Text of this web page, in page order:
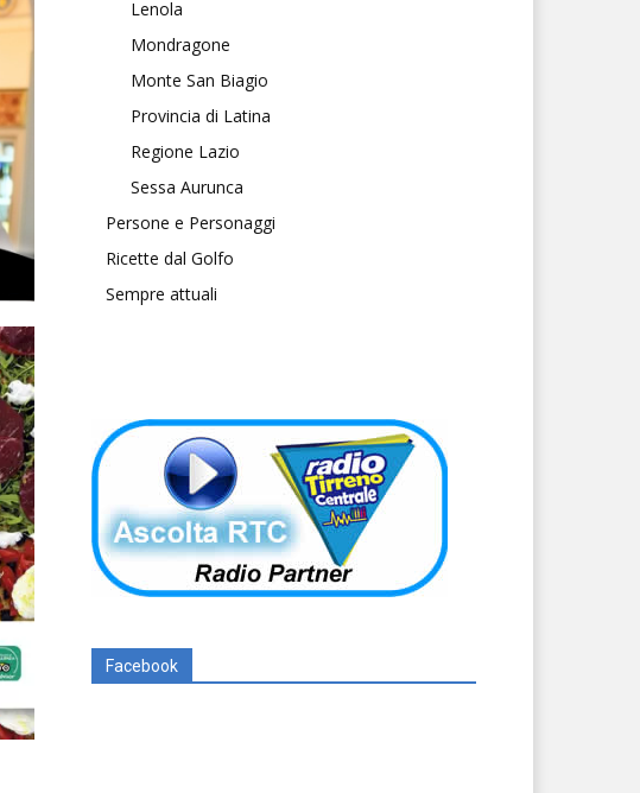
Lenola
Mondragone
Monte San Biagio
Provincia di Latina
Regione Lazio
Sessa Aurunca
Persone e Personaggi
Ricette dal Golfo
Sempre attuali
Facebook